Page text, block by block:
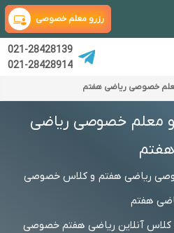
رزرو معلم خصوصی
021-28428139
021-28428914
خصوصی ریاضی هفتم
خصوصی ریاضی
هفتم
ریاضی هفتم و کلاس خصوصی
هفتم
آنلاین ریاضی هفتم خصوصی